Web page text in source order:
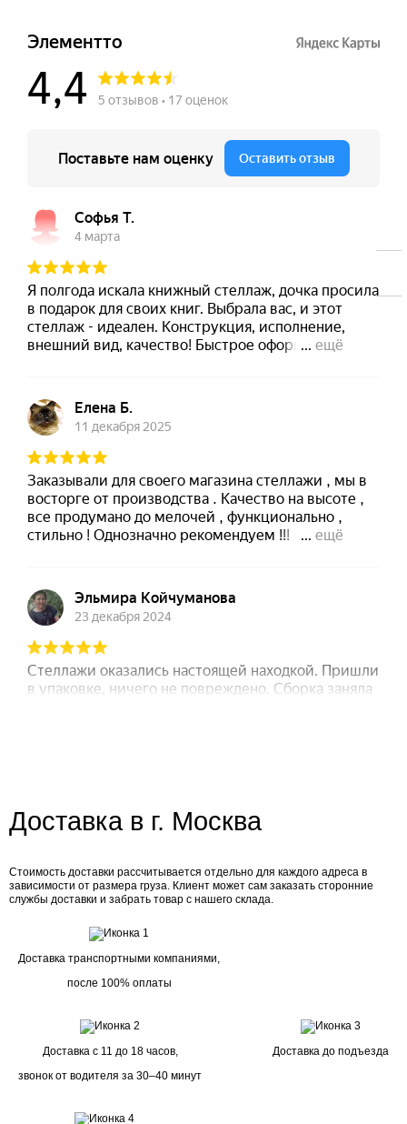
Доставка в г. Москва
Стоимость доставки рассчитывается отдельно для каждого адреса в
зависимости от размера груза. Клиент может сам заказать сторонние
службы доставки и забрать товар с нашего склада.
Доставка транспортными компаниями,
после 100% оплаты
Доставка с 11 до 18 часов,
звонок от водителя за 30–40 минут
Доставка до подъезда